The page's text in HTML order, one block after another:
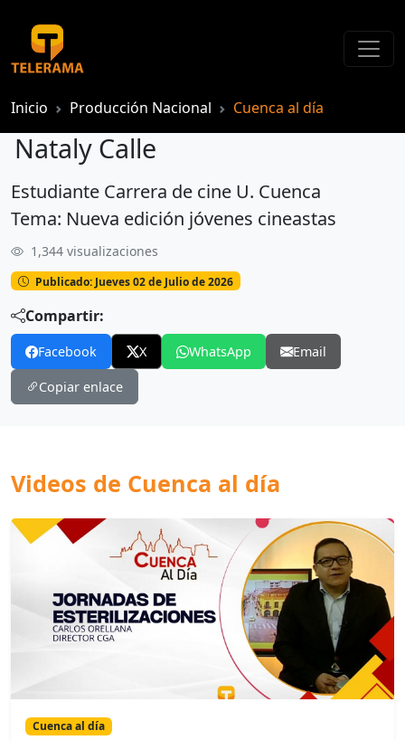
Inicio Producción Nacional Cuenca al día
Nataly Calle
Nataly Calle
Estudiante Carrera de cine U. Cuenca
Tema: Nueva edición jóvenes cineastas
1,344 visualizaciones
Publicado: Jueves 02 de Julio de 2026
Compartir:
Facebook X WhatsApp Email
Copiar enlace
Videos de Cuenca al día
Cuenca al día